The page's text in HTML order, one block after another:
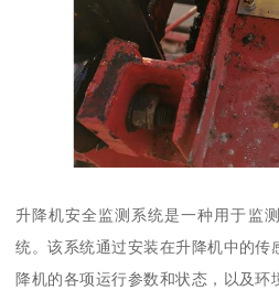
升降机安全监测系统是一种用于监
统。该系统通过安装在升降机中的传
降机的各项运行参数和状态，以及环